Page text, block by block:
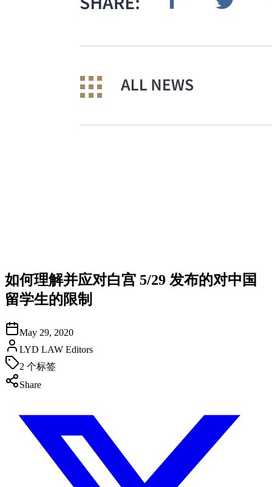
如何理解并应对白宫 5/29 发布的对中国
留学生的限制
May 29, 2020
LYD LAW Editors
2 个标签
Share